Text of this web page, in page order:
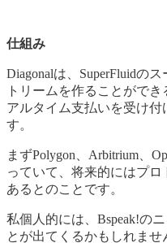
仕組み
Diagonalは、SuperFluidの
トリームを作ることがで
アルタイム支払いを受け付
す。
まずPolygon、Arbitrium、
っていて、将来的にはプ
あるとのことです。
私個人的には、Bspeak!の
とが出てくるかもしれませ